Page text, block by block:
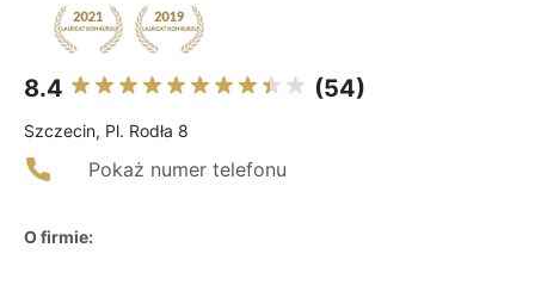
8.4 (54)
Szczecin, Pl. Rodła 8
Pokaż numer telefonu
O firmie: